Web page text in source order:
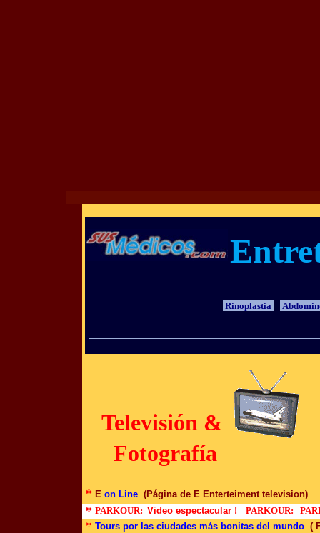
Rinoplastia
Televisión &
Fotografía
* E on Line (Página de E Enterteiment television)
* PARKOUR: Video espectacular ! PARKOUR:
* Tours por las ciudades más bonitas del mundo (